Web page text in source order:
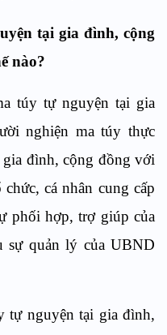
tại gia đình, cộng
nào?
túy tự nguyện tại gia
nghiện ma túy thực
đình, cộng đồng với
cá nhân cung cấp
phối hợp, trợ giúp của
sự quản lý của UBND
tự nguyện tại gia đình,